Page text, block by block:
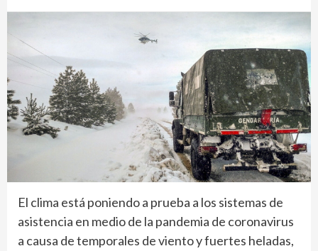
El clima está poniendo a prueba a los sistemas de
asistencia en medio de la pandemia de coronavirus
a causa de temporales de viento y fuertes heladas,